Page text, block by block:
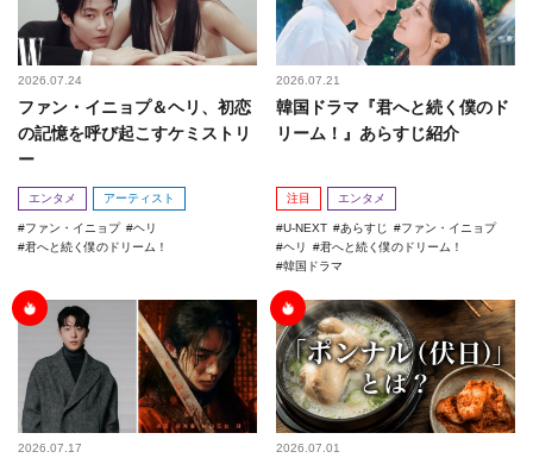
2026.07.24
ファン・イニョプ＆ヘリ、初恋
の記憶を呼び起こすケミストリ
ー
エンタメ アーティスト
ファン・イニョプ
ヘリ
君へと続く僕のドリーム！
2026.07.21
韓国ドラマ『君へと続く僕のド
リーム！』あらすじ紹介
注目 エンタメ
U-NEXT あらすじ
ファン・イニョプ
ヘリ
君へと続く僕のドリーム！
韓国ドラマ
2026.07.17 2026.07.01